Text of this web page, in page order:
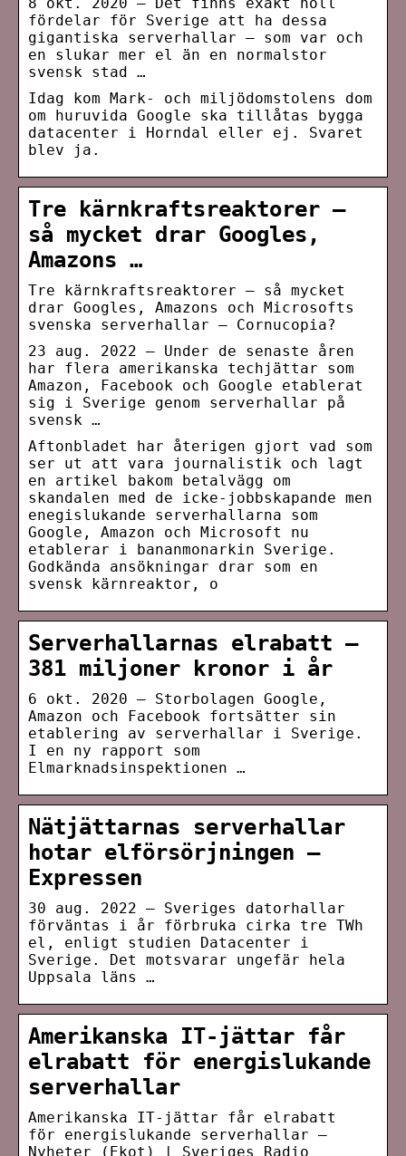
fördelar för Sverige att ha dessa
gigantiska serverhallar – som var och
en slukar mer el än en normalstor
svensk stad …
Idag kom Mark- och miljödomstolens dom
om huruvida Google ska tillåtas bygga
datacenter i Horndal eller ej. Svaret
blev ja.
Tre kärnkraftsreaktorer –
så mycket drar Googles,
Amazons …
Tre kärnkraftsreaktorer – så mycket
drar Googles, Amazons och Microsofts
svenska serverhallar – Cornucopia?
23 aug. 2022 — Under de senaste åren
har flera amerikanska techjättar som
Amazon, Facebook och Google etablerat
sig i Sverige genom serverhallar på
svensk …
Aftonbladet har återigen gjort vad som
ser ut att vara journalistik och lagt
en artikel bakom betalvägg om
skandalen med de icke-jobbskapande men
enegislukande serverhallarna som
Google, Amazon och Microsoft nu
etablerar i bananmonarkin Sverige.
Godkända ansökningar drar som en
svensk kärnreaktor, o
Serverhallarnas elrabatt –
381 miljoner kronor i år
6 okt. 2020 — Storbolagen Google,
Amazon och Facebook fortsätter sin
etablering av serverhallar i Sverige.
I en ny rapport som
Elmarknadsinspektionen …
Nätjättarnas serverhallar
hotar elförsörjningen –
Expressen
30 aug. 2022 — Sveriges datorhallar
förväntas i år förbruka cirka tre TWh
el, enligt studien Datacenter i
Sverige. Det motsvarar ungefär hela
Uppsala läns …
Amerikanska IT-jättar får
elrabatt för energislukande
serverhallar
Amerikanska IT-jättar får elrabatt
för energislukande serverhallar –
Nyheter (Ekot) | Sveriges Radio